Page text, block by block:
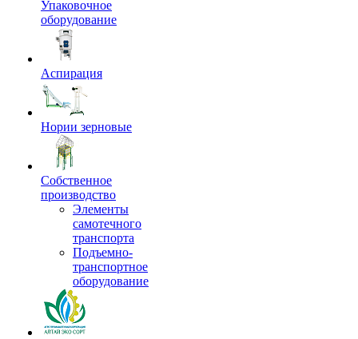
Упаковочное
оборудование
Аспирация
Нории зерновые
Собственное
производство
Элементы
самотечного
транспорта
Подъемно-
транспортное
оборудование